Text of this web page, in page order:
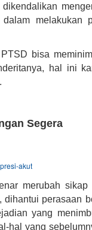
melakukan
bisa
hal ini
Segera
akut
merubah sikap
perasaan
yang
hal yang